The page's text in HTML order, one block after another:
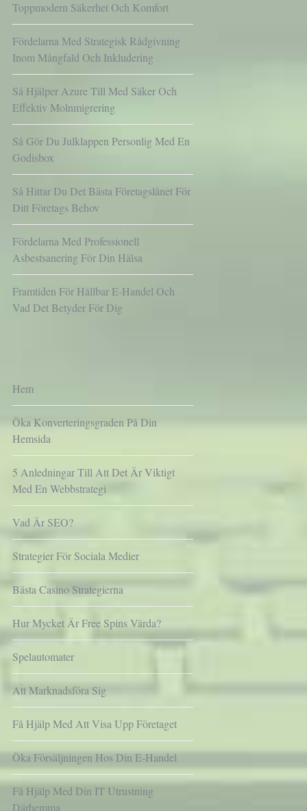
Toppmodern Säkerhet Och Komfort
Fördelarna Med Strategisk Rådgivning
Inom Mångfald Och Inkludering
Så Hjälper Azure Till Med Säker Och
Effektiv Molnmigrering
Så Gör Du Julklappen Personlig Med En
Godisbox
Så Hittar Du Det Bästa Företagslånet För
Ditt Företags Behov
Fördelarna Med Professionell
Asbestsanering För Din Hälsa
Framtiden För Hållbar E-Handel Och
Vad Det Betyder För Dig
Hem
Öka Konverteringsgraden På Din
Hemsida
5 Anledningar Till Att Det Är Viktigt
Med En Webbstrategi
Vad Är SEO?
Strategier För Sociala Medier
Bästa Casino Strategierna
Hur Mycket Är Free Spins Värda?
Spelautomater
Att Marknadsföra Sig
Få Hjälp Med Att Visa Upp Företaget
Öka Försäljningen Hos Din E-Handel
Få Hjälp Med Din IT Utrustning
Därhemma